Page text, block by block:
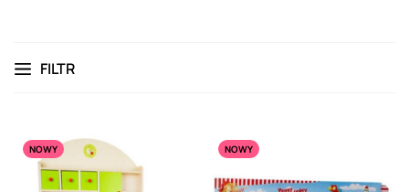
FILTR
NOWY NOWY